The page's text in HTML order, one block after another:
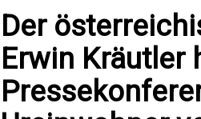
Der
Erwin Kräutler